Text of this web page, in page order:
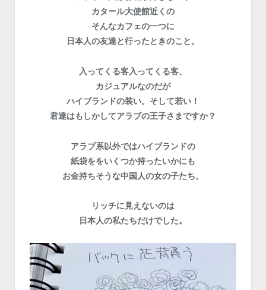
カタール大使館近くの
そんなカフェの一つに
日本人の友達と行ったときのこと。
入ってくる客入ってくる客、
カジュアルなのだが
ハイブランドの装い。そして若い！
君達はもしかしてアラブの王子さまですか？
アラブ系以外ではハイブランドの
紙袋ををいくつか持ったいかにも
お金持ちそうな中国人の女の子たち。
リッチに見えないのは
日本人の私たちだけでした。